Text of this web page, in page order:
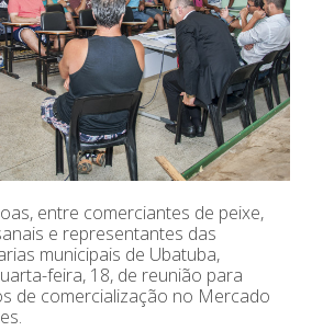
entre comerciantes de peixe,
e representantes das
municipais de Ubatuba,
feira, 18, de reunião para
de comercialização no Mercado